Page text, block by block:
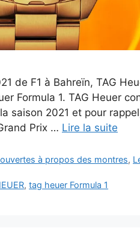
de F1 à Bahreïn, TAG
Formula 1. TAG Heuer
saison 2021 et pour
Prix … Lire la suite
à propos des montres,
,tag heuer Formula 1